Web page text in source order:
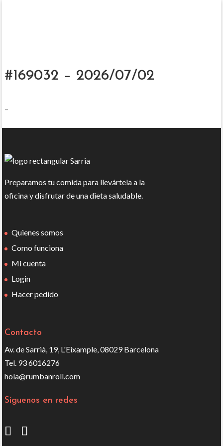
#169032 – 2026/07/02
–
Preparamos tu comida para llevártela a la
oficina y disfrutar de una dieta saludable.
Quienes somos
Como funciona
Mi cuenta
Login
Hacer pedido
Contacto
Av. de Sarrià, 19, L'Eixample, 08029 Barcelona
Tel. 93 6016276
hola@rumbanroll.com
Síguenos en redes